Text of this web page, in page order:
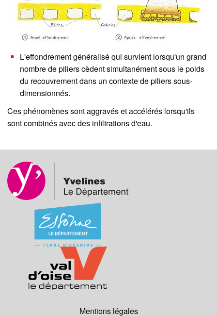
L'effondrement généralisé qui survient lorsqu'un grand
nombre de piliers cèdent simultanément sous le poids
du recouvrement dans un contexte de piliers sous-
dimensionnés.
Ces phénomènes sont aggravés et accélérés lorsqu'ils
sont combinés avec des infiltrations d'eau.
Mentions légales